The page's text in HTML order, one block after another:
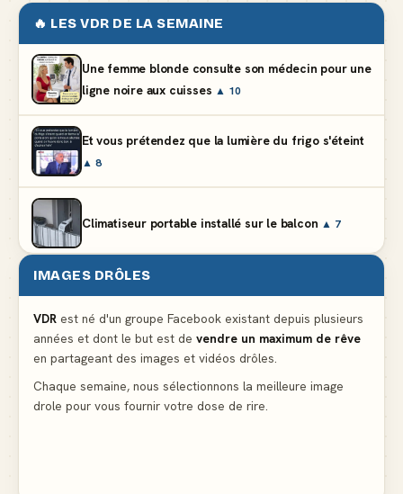
🔥 LES VDR DE LA SEMAINE
Une femme blonde consulte son médecin pour une
ligne noire aux cuisses ▲ 10
Et vous prétendez que la lumière du frigo s'éteint
▲ 8
Climatiseur portable installé sur le balcon ▲ 7
Le problème cardiaque du médecin ▲ 6
La voisine en bikini pour que le mari tonde la
pelouse
IMAGES DRÔLES
VDR est né d'un groupe Facebook existant depuis plusieurs
années et dont le but est de vendre un maximum de rêve
en partageant des images et vidéos drôles.
Chaque semaine, nous sélectionnons la meilleure image
drole pour vous fournir votre dose de rire.